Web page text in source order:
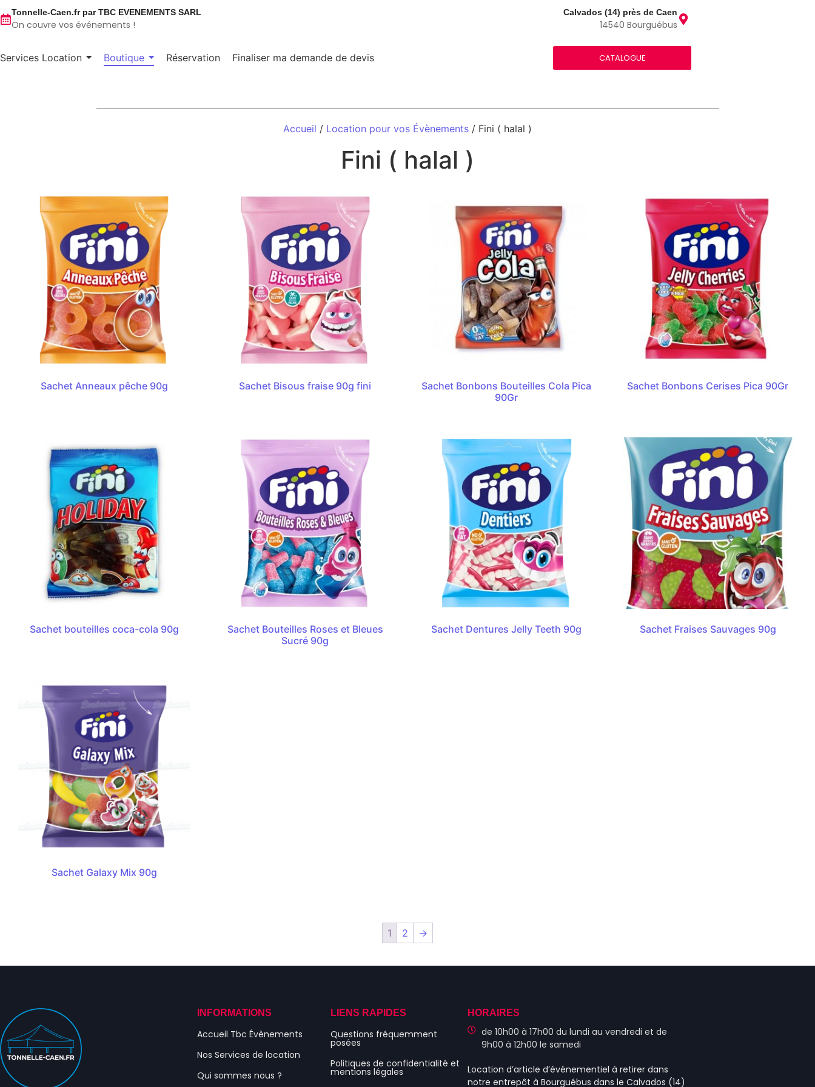
Tonnelle-Caen.fr par TBC EVENEMENTS SARL
On couvre vos événements !
Calvados (14) près de Caen
14540 Bourguébus
Services Location Boutique Réservation Finaliser ma demande de devis CATALOGUE
Accueil / Location pour vos Évènements / Fini ( halal )
Fini ( halal )
Sachet Anneaux pêche 90g Sachet Bisous fraise 90g fini
Sachet Bonbons Bouteilles Cola Pica
90Gr
Sachet Bonbons Cerises Pica 90Gr
Sachet bouteilles coca-cola 90g
Sachet Bouteilles Roses et Bleues
Sucré 90g
Sachet Dentures Jelly Teeth 90g Sachet Fraises Sauvages 90g
Sachet Galaxy Mix 90g
1 2 →
INFORMATIONS
Accueil Tbc Évènements
Nos Services de location
Qui sommes nous ?
LIENS RAPIDES
Questions fréquemment
posées
Politiques de confidentialité et
mentions légales
HORAIRES
de 10h00 à 17h00 du lundi au vendredi et de
9h00 à 12h00 le samedi
Location d’article d’événementiel à retirer dans
notre entrepôt à Bourguébus dans le Calvados (14)